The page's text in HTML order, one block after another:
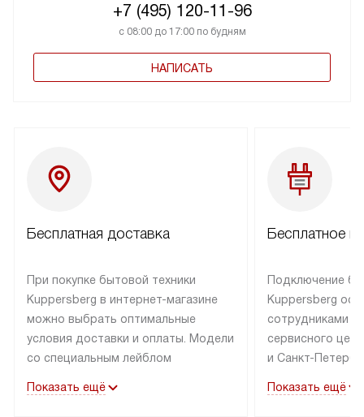
+7 (495) 120-11-96
с 08:00 до 17:00 по будням
НАПИСАТЬ
Бесплатная доставка
При покупке бытовой техники
Kuppersberg в интернет-магазине
можно выбрать оптимальные
условия доставки и оплаты. Модели
со специальным лейблом
в пределах МКАД до подъезда,
Показать ещё
Бесплатное
Подключение
Kuppersberg
сотрудниками
сервисного
и Санкт-
подключается к
Показать ещё